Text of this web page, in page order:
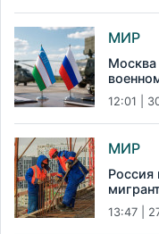
МИР
Москва
12:01 |
МИР
13:47 |